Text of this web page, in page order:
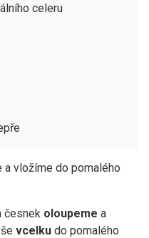
celeru
a vložíme do pomalého
česnek oloupeme a
vcelku do pomalého